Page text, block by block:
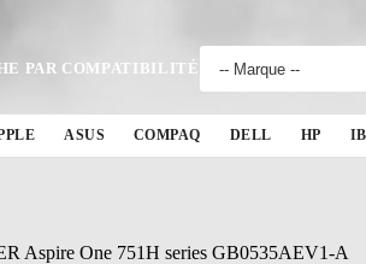
PAR COMPATIBILITÉ
ASUS COMPAQ DELL HP
Aspire One 751H series GB0535AEV1-A